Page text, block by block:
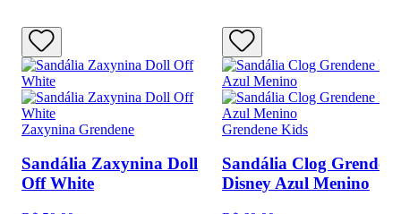
Zaxynina Grendene
Sandália Zaxynina Doll
Off White
Grendene Kids
Sandália Clog
Disney Azul Menino